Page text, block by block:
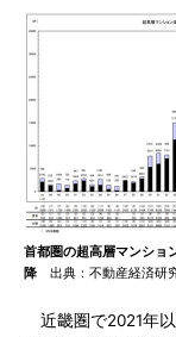
首都圏の超高層マンシ
降 出典：不動産経済研
近畿圏で2021年